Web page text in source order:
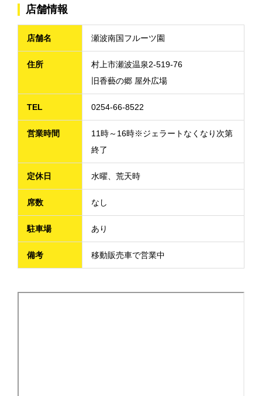
店舗情報
店舗名 瀬波南国フルーツ園
住所
村上市瀬波温泉2-519-76
旧香藝の郷 屋外広場
TEL 0254-66-8522
営業時間
11時～16時※ジェラートなくなり次第
終了
定休日 水曜、荒天時
席数 なし
駐車場 あり
備考 移動販売車で営業中